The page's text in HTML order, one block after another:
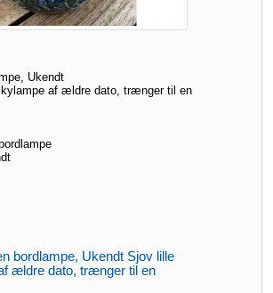
Ukendt
af ældre dato, trænger til en
bordlampe, Ukendt Sjov lille
ældre dato, trænger til en